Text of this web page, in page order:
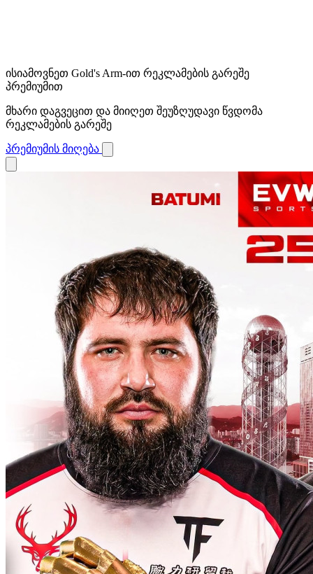
ისიამოვნეთ Gold's Arm-ით რეკლამების გარეშე
პრემიუმით
მხარი დაგვეცით და მიიღეთ შეუზღუდავი წვდომა
რეკლამების გარეშე
პრემიუმის მიღება